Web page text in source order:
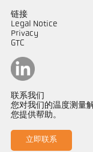
链接
Legal Notice
Privacy
GTC
联系我们
您对我们的温度测量
您提供帮助。
立即联系